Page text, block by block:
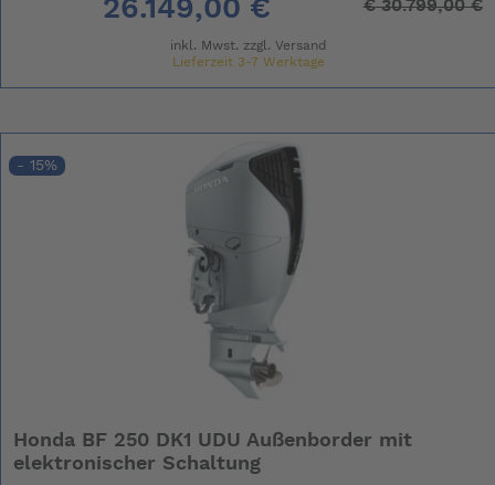
26.149,00 €
€30.799,00 €
inkl. Mwst. zzgl. Versand
Lieferzeit 3-7 Werktage
- 15%
Honda BF 250 DK1 UDU Außenborder mit
elektronischer Schaltung